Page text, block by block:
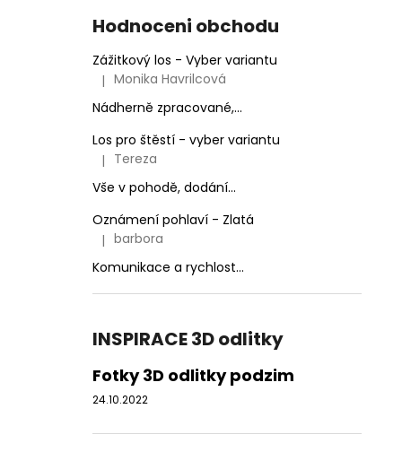
Hodnoceni obchodu
Zážitkový los - Vyber variantu
Hodnocení produktu je 5 z 5 hvězdiček.
| Monika Havrilcová
Nádherně zpracované,...
Los pro štěstí - vyber variantu
Hodnocení produktu je 3 z 5 hvězdiček.
| Tereza
Vše v pohodě, dodání...
Oznámení pohlaví - Zlatá
Hodnocení produktu je 5 z 5 hvězdiček.
| barbora
Komunikace a rychlost...
INSPIRACE 3D odlitky
Fotky 3D odlitky podzim
24.10.2022